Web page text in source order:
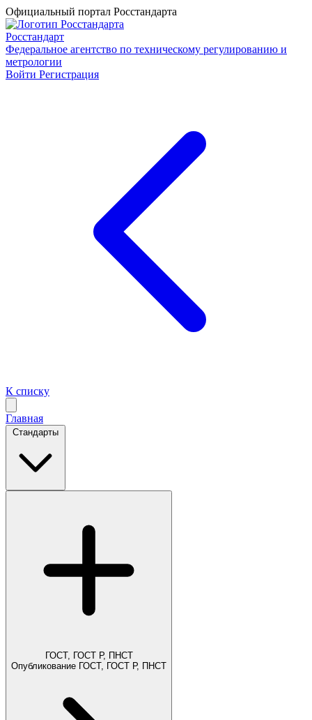
Официальный портал Росстандарта
Росстандарт
Федеральное агентство по техническому регулированию и
метрологии
Войти Регистрация
К списку
Главная
Стандарты
ГОСТ, ГОСТ Р, ПНСТ
Опубликование ГОСТ, ГОСТ Р, ПНСТ